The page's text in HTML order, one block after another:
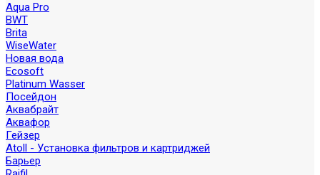
Aqua Pro
BWT
Brita
WiseWater
Новая вода
Ecosoft
Platinum Wasser
Посейдон
Аквабрайт
Аквафор
Гейзер
Atoll - Установка фильтров и картриджей
Барьер